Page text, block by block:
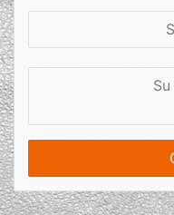
n
t